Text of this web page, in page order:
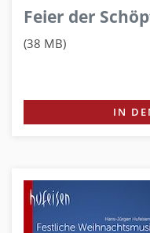
Feier der
(38 MB)
IN